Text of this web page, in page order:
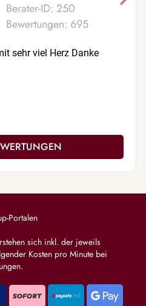
Berater-ID: 250
Bewertungen: 695
sehr viel Herz Danke
Portalen
sich inkl. der jeweils
Kosten pro Minute bei